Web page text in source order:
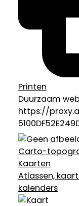
Printen
Duurzaam
Carto-
Kaarten
Atlassen,
kalenders